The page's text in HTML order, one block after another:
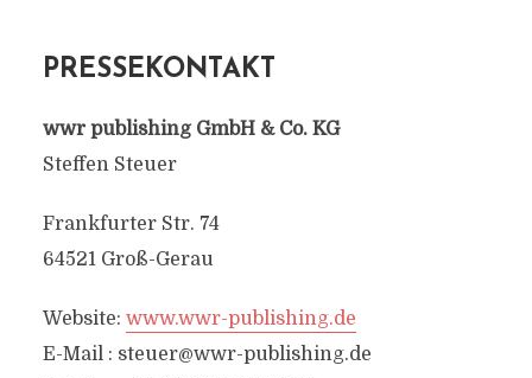
PRESSEKONTAKT
wwr publishing GmbH & Co. KG
Steffen Steuer
Frankfurter Str. 74
64521 Groß-Gerau
Website: www.wwr-publishing.de
E-Mail : steuer@wwr-publishing.de